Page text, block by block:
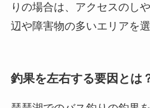
りの場合は、アクセスのし
辺や障害物の多いエリアを
釣果を左右する要因とは